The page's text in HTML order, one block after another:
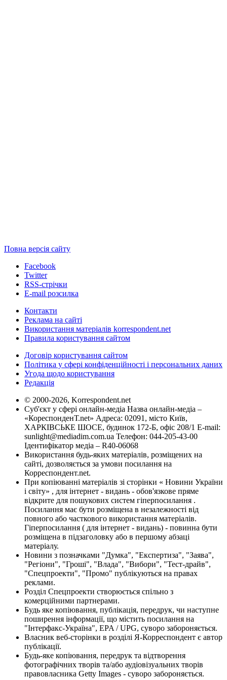
Повна версія сайту
Facebook
Twitter
RSS-стрічки
E-mail розсилка
Контакти
Реклама на сайті
Використання матеріалів korrespondent.net
Правила користування сайтом
Договір користування сайтом
Політика у сфері конфіденційності і персональних даних
Угода щодо користування
Редакція
© 2000-2026, Korrespondent.net
Суб'єкт у сфері онлайн-медіа Назва онлайн-медіа –
«КореспонденТ.net» Адреса: 02091, місто Київ,
ХАРКІВСЬКЕ ШОСЕ, будинок 172-Б, офіс 208/1 E-mail:
sunlight@mediadim.com.ua Телефон: 044-205-43-00
Ідентифікатор медіа – R40-06068
Використання будь-яких матеріалів, розміщених на
сайті, дозволяється за умови посилання на
Корреспондент.net.
При копіюванні матеріалів зі сторінки « Новини України
і світу» , для інтернет - видань - обов'язкове пряме
відкрите для пошукових систем гіперпосилання .
Посилання має бути розміщена в незалежності від
повного або часткового використання матеріалів.
Гіперпосилання ( для інтернет - видань) - повинна бути
розміщена в підзаголовку або в першому абзаці
матеріалу.
Новини з позначками "Думка", "Експертиза", "Заява",
"Регіони", "Гроші", "Влада", "Вибори", "Тест-драйв",
"Спецпроекти", "Промо" публікуються на правах
реклами.
Розділ Спецпроекти створюється спільно з
комерційними партнерами.
Будь яке копіювання, публікація, передрук, чи наступне
поширення інформації, що містить посилання на
"Інтерфакс-Україна", EPA / UPG, суворо забороняється.
Власник веб-сторінки в розділі Я-Корреспондент є автор
публікації.
Будь-яке копіювання, передрук та відтворення
фотографічних творів та/або аудіовізуальних творів
правовласника Getty Images - суворо забороняється.